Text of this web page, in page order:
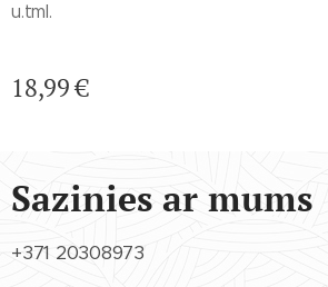
u.tml.
18,99€
Sazinies ar mums
+371 20308973